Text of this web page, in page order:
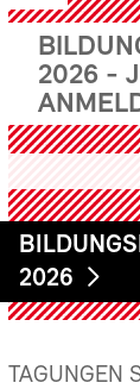
2026 -
2026
TAGUNGEN